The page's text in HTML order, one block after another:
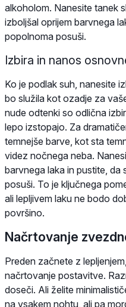
alkoholom. Nanesite tanek
izboljšal oprijem barvnega
popolnoma posuši.
Izbira in nanos
Ko je podlak suh, nanesite
bo služila kot ozadje za
nude odtenki so odlična
lepo izstopajo. Za
temnejše barve, kot sta
videz nočnega neba.
barvnega laka in pustite,
posuši. To je ključnega
ali lepljivem laku ne bodo
površino.
Načrtovanje
Preden začnete z
načrtovanje postavitve.
doseči. Ali želite
na vsakem nohtu, ali pa